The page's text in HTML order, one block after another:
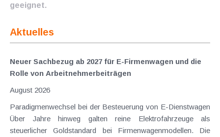
geeignet.
Aktuelles
Neuer Sachbezug ab 2027 für E-Firmenwagen und die
Rolle von Arbeitnehmer​­beiträgen
August 2026
Paradigmenwechsel bei der Besteuerung von E-Dienstwagen
Über Jahre hinweg galten reine Elektrofahrzeuge als
steuerlicher Goldstandard bei Firmenwagenmodellen. Die